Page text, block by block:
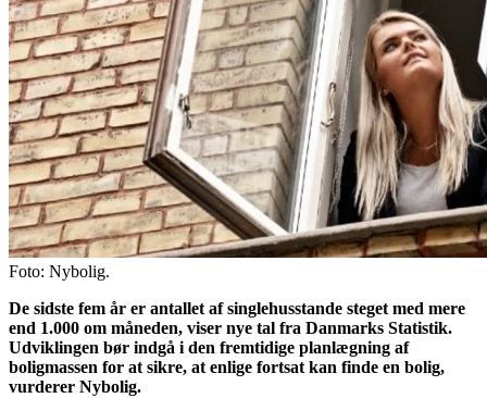
Foto: Nybolig.
De sidste fem år er antallet af singlehusstande steget med mere
end 1.000 om måneden, viser nye tal fra Danmarks Statistik.
Udviklingen bør indgå i den fremtidige planlægning af
boligmassen for at sikre, at enlige fortsat kan finde en bolig,
vurderer Nybolig.